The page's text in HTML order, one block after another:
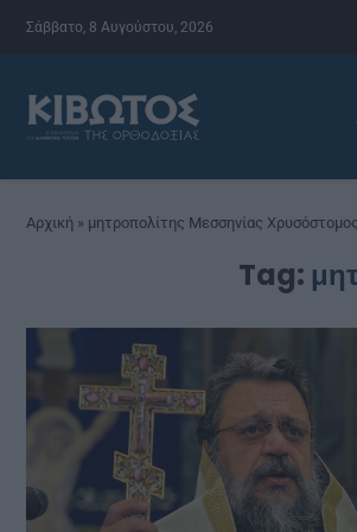
Σάββατο, 8 Αυγούστου, 2026
Αρχική » μητροπολίτης Μεσσηνίας Χρυσόστομος
Tag: